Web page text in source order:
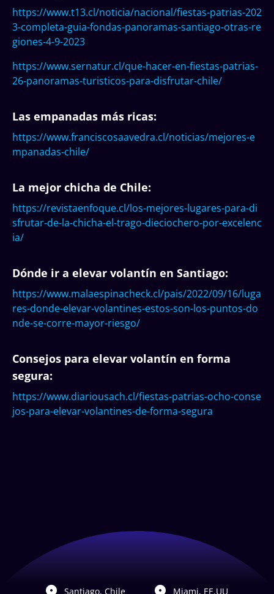
https://www.t13.cl/noticia/nacional/fiestas-patrias-202
3-completa-guia-fondas-panoramas-santiago-otras-re
giones-4-9-2023
https://www.sernatur.cl/que-hacer-en-fiestas-patrias-
26-panoramas-turisticos-para-disfrutar-chile/
Las empanadas más ricas:
https://www.franciscosaavedra.cl/noticias/mejores-e
mpanadas-chile/
La mejor chicha de Chile:
https://revistaenfoque.cl/los-mejores-lugares-para-di
sfrutar-de-la-chicha-el-trago-dieciochero-por-excelenc
ia/
Dónde ir a elevar volantín en Santiago:
https://www.malaespinacheck.cl/pais/2022/09/16/luga
res-donde-elevar-volantines-estos-son-los-puntos-do
nde-se-corre-mayor-riesgo/
Consejos para elevar volantín en forma
segura:
https://www.diariousach.cl/fiestas-patrias-ocho-conse
jos-para-elevar-volantines-de-forma-segura
Santiago, Chile Miami, EE.UU